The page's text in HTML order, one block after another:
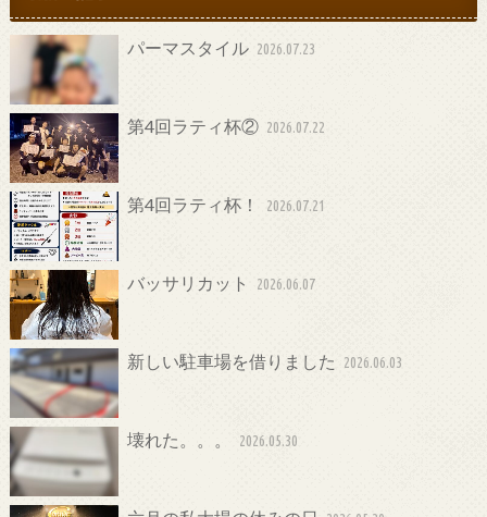
パーマスタイル 2026.07.23
第4回ラティ杯② 2026.07.22
第4回ラティ杯！ 2026.07.21
バッサリカット 2026.06.07
新しい駐車場を借りました 2026.06.03
壊れた。。。 2026.05.30